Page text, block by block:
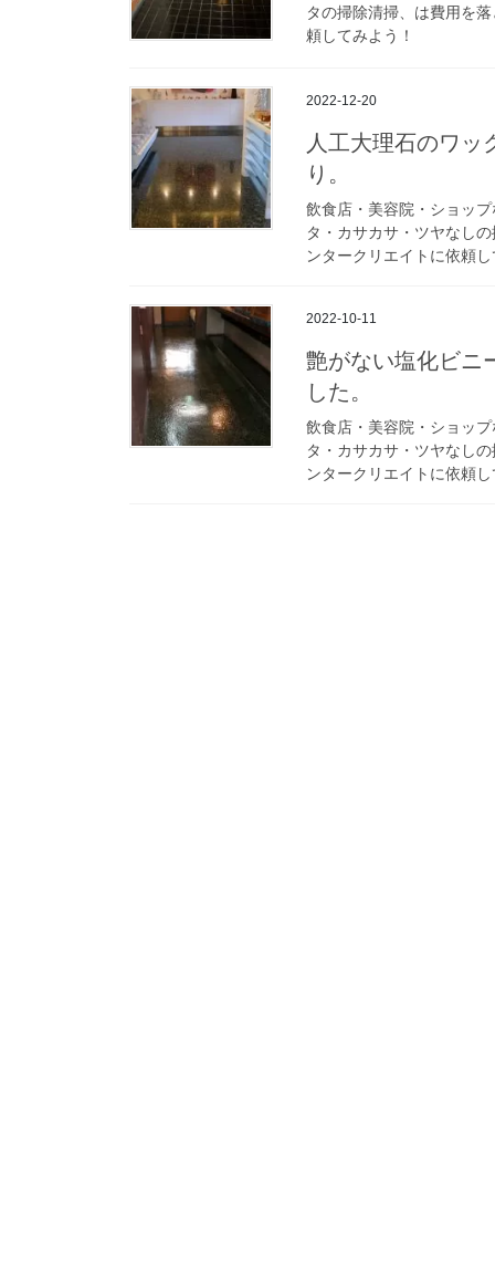
タの掃除清掃、は費用を
頼してみよう！
2022-12-20
人工大理石のワッ
り。
飲食店・美容院・ショッ
タ・カサカサ・ツヤなし
ンタークリエイトに依頼
2022-10-11
艶がない塩化ビニ
した。
飲食店・美容院・ショッ
タ・カサカサ・ツヤなし
ンタークリエイトに依頼